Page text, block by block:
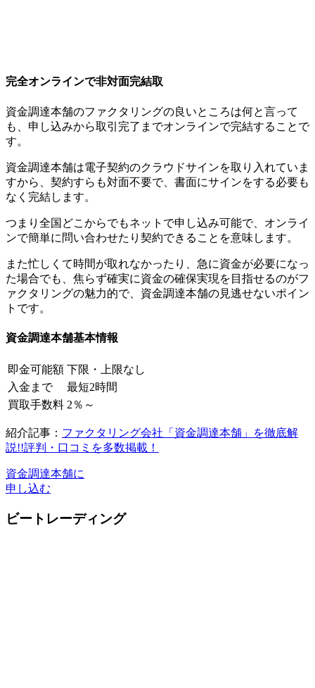
完全オンラインで非対面完結取
資金調達本舗のファクタリングの良いところは何と言って
も、申し込みから取引完了までオンラインで完結することで
す。
資金調達本舗は電子契約のクラウドサインを取り入れていま
すから、契約すらも対面不要で、書面にサインをする必要も
なく完結します。
つまり全国どこからでもネットで申し込み可能で、オンライ
ンで簡単に問い合わせたり契約できることを意味します。
また忙しくて時間が取れなかったり、急に資金が必要になっ
た場合でも、焦らず確実に資金の確保実現を目指せるのがフ
ァクタリングの魅力的で、資金調達本舗の見逃せないポイン
トです。
資金調達本舗基本情報
即金可能額 下限・上限なし
入金まで
最短2時間
買取手数料 2％～
紹介記事： ファクタリング会社「資金調達本舗」を徹底解
説!!評判・口コミを多数掲載！
資金調達本舗に
申し込む
ビートレーディング